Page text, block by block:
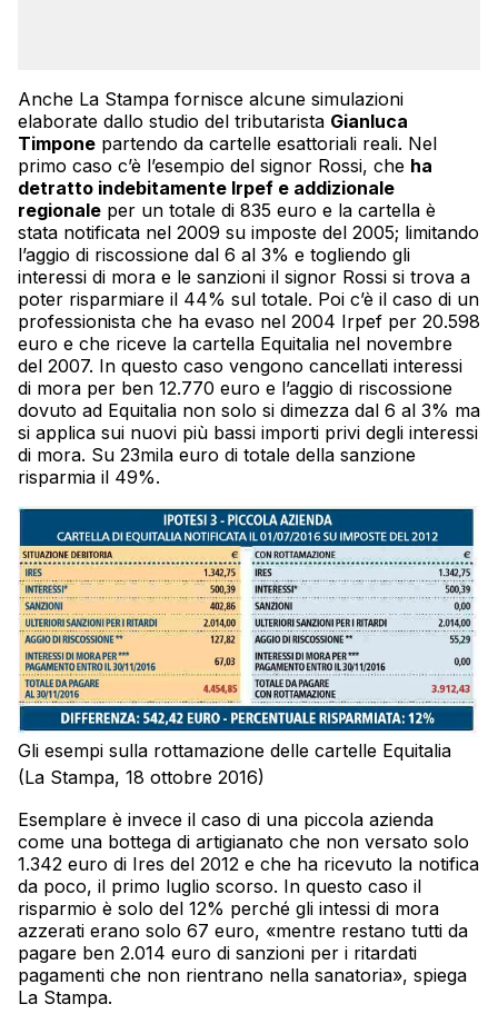
Anche La Stampa fornisce alcune simulazioni
elaborate dallo studio del tributarista Gianluca
Timpone partendo da cartelle esattoriali reali. Nel
primo caso c’è l’esempio del signor Rossi, che ha
detratto indebitamente Irpef e addizionale
regionale per un totale di 835 euro e la cartella è
stata notificata nel 2009 su imposte del 2005; limitando
l’aggio di riscossione dal 6 al 3% e togliendo gli
interessi di mora e le sanzioni il signor Rossi si trova a
poter risparmiare il 44% sul totale. Poi c’è il caso di un
professionista che ha evaso nel 2004 Irpef per 20.598
euro e che riceve la cartella Equitalia nel novembre
del 2007. In questo caso vengono cancellati interessi
di mora per ben 12.770 euro e l’aggio di riscossione
dovuto ad Equitalia non solo si dimezza dal 6 al 3% ma
si applica sui nuovi più bassi importi privi degli interessi
di mora. Su 23mila euro di totale della sanzione
risparmia il 49%.
Gli esempi sulla rottamazione delle cartelle Equitalia
(La Stampa, 18 ottobre 2016)
Esemplare è invece il caso di una piccola azienda
come una bottega di artigianato che non versato solo
1.342 euro di Ires del 2012 e che ha ricevuto la notifica
da poco, il primo luglio scorso. In questo caso il
risparmio è solo del 12% perché gli intessi di mora
azzerati erano solo 67 euro, «mentre restano tutti da
pagare ben 2.014 euro di sanzioni per i ritardati
pagamenti che non rientrano nella sanatoria», spiega
La Stampa.